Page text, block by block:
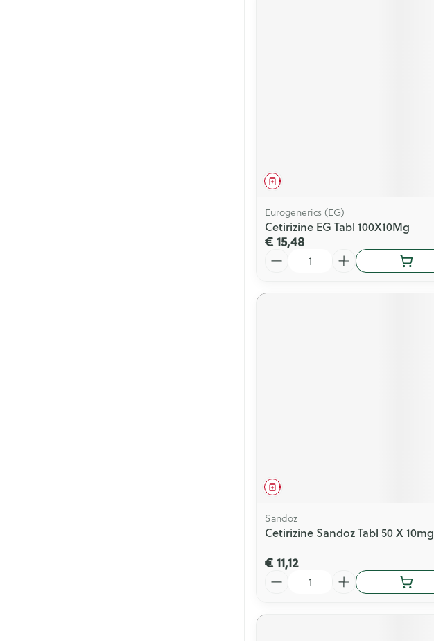
Geneesmiddel
Eurogenerics (EG)
Cetirizine EG Tabl 100X10Mg
€ 15,48
Geneesmiddel
Sandoz
Cetirizine Sandoz Tabl 50 X 10mg
€ 11,12